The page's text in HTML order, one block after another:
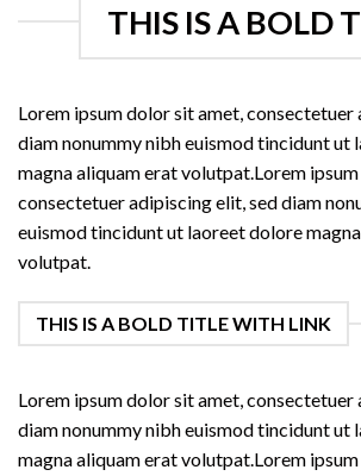
THIS IS A BOLD
Lorem ipsum dolor sit amet, consectetuer
diam nonummy nibh euismod tincidunt ut
magna aliquam erat volutpat.Lorem
consectetuer adipiscing elit, sed diam
euismod tincidunt ut laoreet dolore
volutpat.
THIS IS A BOLD TITLE WITH LINK
Lorem ipsum dolor sit amet, consectetuer
diam nonummy nibh euismod tincidunt ut
magna aliquam erat volutpat.Lorem